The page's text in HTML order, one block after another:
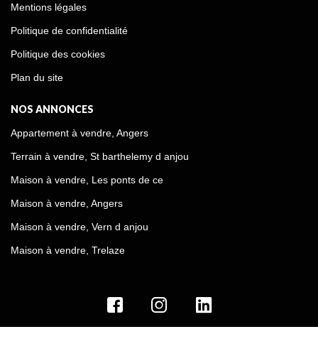
Mentions légales
Politique de confidentialité
Politique des cookies
Plan du site
NOS ANNONCES
Appartement à vendre, Angers
Terrain à vendre, St barthelemy d anjou
Maison à vendre, Les ponts de ce
Maison à vendre, Angers
Maison à vendre, Vern d anjou
Maison à vendre, Trelaze